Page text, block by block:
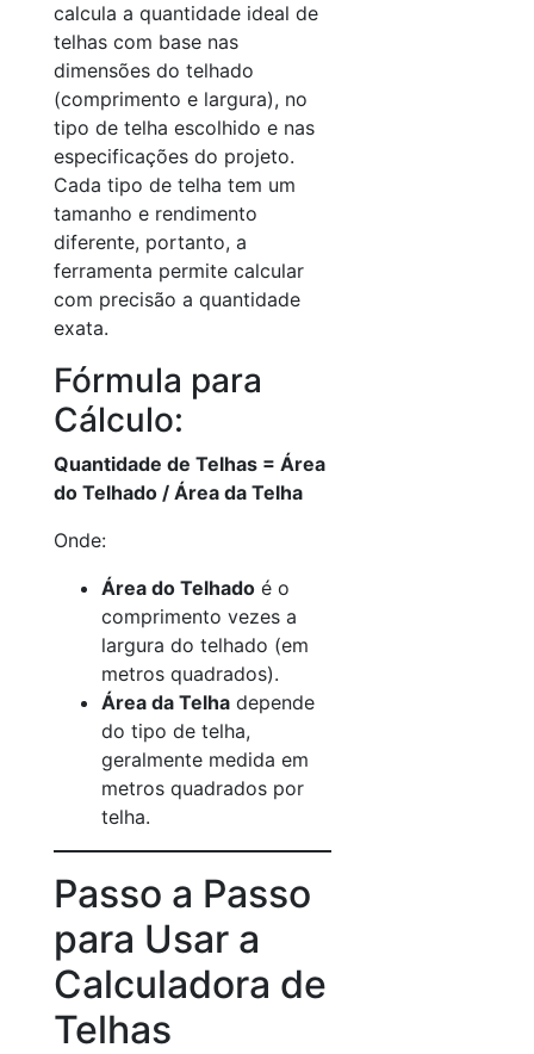
calcula a quantidade ideal de
telhas com base nas
dimensões do telhado
(comprimento e largura), no
tipo de telha escolhido e nas
especificações do projeto.
Cada tipo de telha tem um
tamanho e rendimento
diferente, portanto, a
ferramenta permite calcular
com precisão a quantidade
exata.
Fórmula para
Cálculo:
Quantidade de Telhas = Área
do Telhado / Área da Telha
Onde:
Área do Telhado é o
comprimento vezes a
largura do telhado (em
metros quadrados).
Área da Telha depende
do tipo de telha,
geralmente medida em
metros quadrados por
telha.
Passo a Passo
para Usar a
Calculadora de
Telhas